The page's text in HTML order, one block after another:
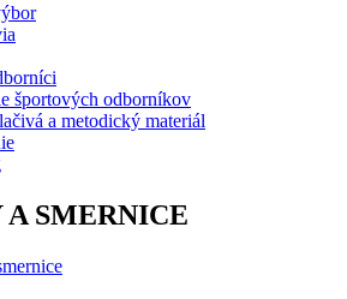
športových odborníkov
a metodický materiál
A SMERNICE